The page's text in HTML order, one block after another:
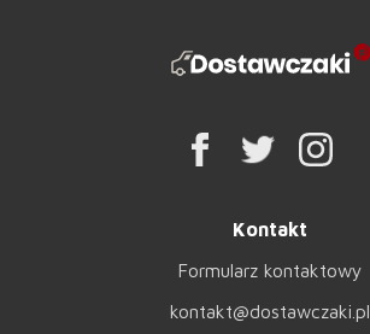
Kontakt
Formularz kontaktowy
kontakt@dostawczaki.pl